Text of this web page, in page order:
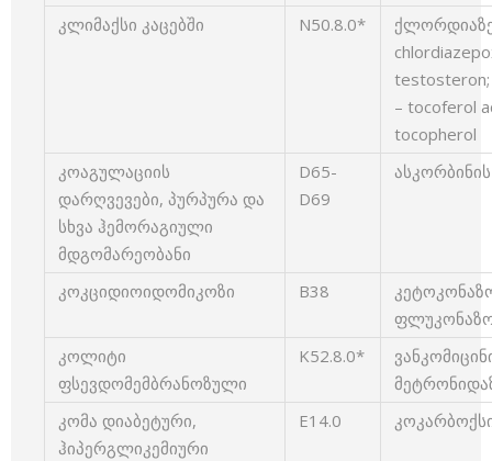
კლიმაქსი კაცებში
N50.8.0*
– tocoferol
tocopherol
კოაგულაციის
დარღვევები, პურპურა და
სხვა ჰემორაგიული
მდგომარეობანი
D65-
D69
კოკციდიოიდომიკოზი B38
კოლიტი
ფსევდომემბრანოზული
K52.8.0*
კომა დიაბეტური,
ჰიპერგლიკემიური
E14.0